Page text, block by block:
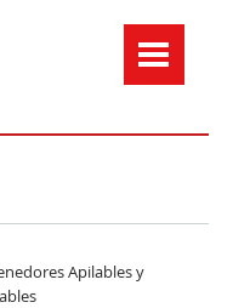
Apilables y